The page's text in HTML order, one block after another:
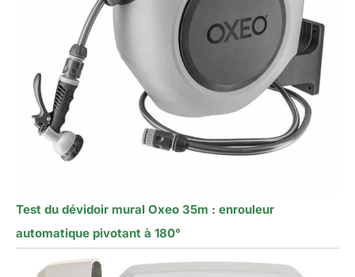
Test du dévidoir mural Oxeo 35m : enrouleur
automatique pivotant à 180°